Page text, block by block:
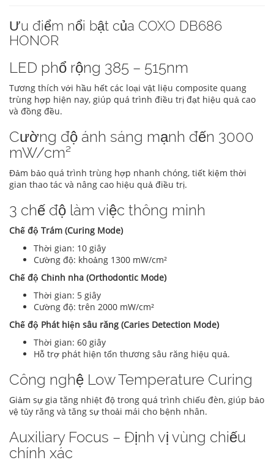
Ưu điểm nổi bật của COXO DB686
HONOR
LED phổ rộng 385 – 515nm
Tương thích với hầu hết các loại vật liệu composite quang
trùng hợp hiện nay, giúp quá trình điều trị đạt hiệu quả cao
và đồng đều.
Cường độ ánh sáng mạnh đến 3000
mW/cm²
Đảm bảo quá trình trùng hợp nhanh chóng, tiết kiệm thời
gian thao tác và nâng cao hiệu quả điều trị.
3 chế độ làm việc thông minh
Chế độ Trám (Curing Mode)
Thời gian: 10 giây
Cường độ: khoảng 1300 mW/cm²
Chế độ Chỉnh nha (Orthodontic Mode)
Thời gian: 5 giây
Cường độ: trên 2000 mW/cm²
Chế độ Phát hiện sâu răng (Caries Detection Mode)
Thời gian: 60 giây
Hỗ trợ phát hiện tổn thương sâu răng hiệu quả.
Công nghệ Low Temperature Curing
Giảm sự gia tăng nhiệt độ trong quá trình chiếu đèn, giúp bảo
vệ tủy răng và tăng sự thoải mái cho bệnh nhân.
Auxiliary Focus – Định vị vùng chiếu
chính xác